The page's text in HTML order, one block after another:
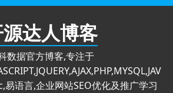
达人博客
数据官方博客,专注于
易语言,企业网站SEO优化及推广学习